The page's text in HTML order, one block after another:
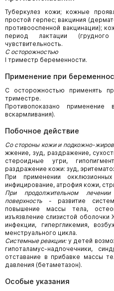
Туберкулез кожи; кожные
простой герпес; вакциния
противооспенной вакцинации);
период лактации (грудного
чувствительность.
C осторожностью
I триместр беременности.
Применение при
C осторожностью применять
триместре.
Противопоказано
вскармливания).
Побочное действие
Со стороны кожи и подкожно-
жжение, зуд, раздражение,
стероидные угри,
раздражение кожи: зуд,
При применении
инфицирование, атрофия кожи,
При продолжительном
поверхность - развитие
повышение массы тела,
изъязвление слизистой
инфекции, гипергликемия,
менструального цикла.
Системные реакции: у детей
гипоталамус-надпочечники,
отставание в прибавке массы
давления (бетаметазон).
Особые указания